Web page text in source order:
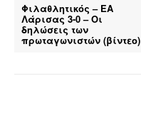
Φιλαθλητικός – ΕΑ
Λάρισας 3-0 – Οι
δηλώσεις των
πρωταγωνιστών (βίντεο)